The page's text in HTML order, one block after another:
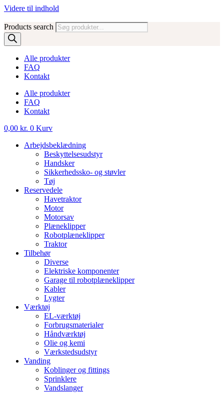
Videre til indhold
Products search
Alle produkter
FAQ
Kontakt
Alle produkter
FAQ
Kontakt
0,00 kr. 0 Kurv
Arbejdsbeklædning
Beskyttelsesudstyr
Handsker
Sikkerhedssko- og støvler
Tøj
Reservedele
Havetraktor
Motor
Motorsav
Plæneklipper
Robotplæneklipper
Traktor
Tilbehør
Diverse
Elektriske komponenter
Garage til robotplæneklipper
Kabler
Lygter
Værktøj
EL-værktøj
Forbrugsmaterialer
Håndværktøj
Olie og kemi
Værkstedsudstyr
Vanding
Koblinger og fittings
Sprinklere
Vandslanger